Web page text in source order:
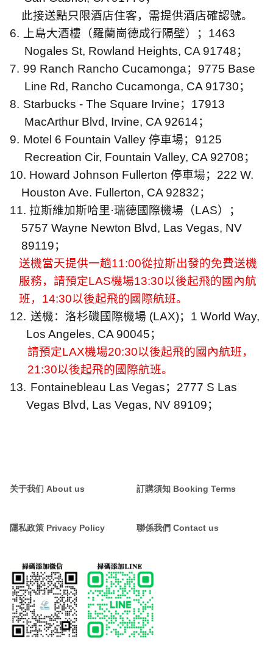
此接送點只限酒店住客，需提供酒店確認號。
6.
上島大酒樓（羅蘭崗德成行隔壁）； 1463
Nogales St, Rowland Heights, CA 91748；
7. 99 Ranch Rancho Cucamonga； 9775 Base
Line Rd, Rancho Cucamonga, CA 91730；
8. Starbucks - The Square Irvine； 17913
MacArthur Blvd, Irvine, CA 92614；
9. Motel 6 Fountain Valley 停車場； 9125
Recreation Cir, Fountain Valley, CA 92708；
10. Howard Johnson Fullerton 停車場； 222 W.
Houston Ave. Fullerton, CA 92832；
11. 拉斯維加斯哈里·瑞德國際機場（LAS）；
5757 Wayne Newton Blvd, Las Vegas, NV
89119；
送機當天提供一趟11:00從拉斯出發的免費送機
服務，請預定LAS機場13:30以後起飛的國內航
班， 14:30以後起飛的國際航班。
12. 送機：洛杉磯國際機場 (LAX)； 1 World Way,
Los Angeles, CA 90045；
請預定LAX機場20:30以後起飛的國內航班，
21:30以後起飛的國際航班。
13. Fontainebleau Las Vegas； 2777 S Las
Vegas Blvd, Las Vegas, NV 89109；
关于我们 About us 訂購須知 Booking Terms
隱私政策 Privacy Policy 聯係我們 Contact us